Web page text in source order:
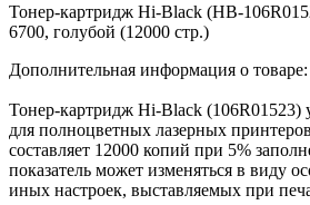
Тонер-картридж Hi-Black (HB-
6700, голубой (12000 стр.)
Дополнительная информация о товаре:
Тонер-картридж Hi-Black (106R01523)
для полноцветных лазерных
составляет 12000 копий при 5%
показатель может изменяться в виду
иных настроек, выставляемых при